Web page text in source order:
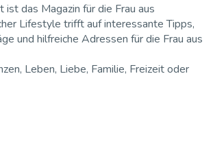
ist das Magazin für die Frau aus
Lifestyle trifft auf interessante Tipps,
und hilfreiche Adressen für die Frau aus
Leben, Liebe, Familie, Freizeit oder